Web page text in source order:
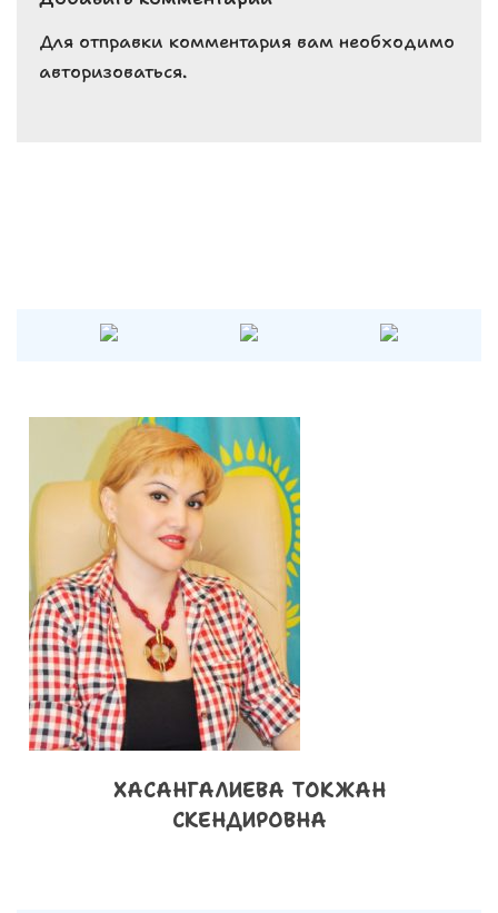
b
o
o
A
p
p
r
a
m
Для отправки комментария вам необходимо
авторизоваться.
ХАСАНГАЛИЕВА ТОКЖАН
СКЕНДИРОВНА